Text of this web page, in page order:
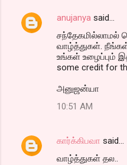
anujanya said…
சந்தேகமில்லாமல்
வாழ்த்துகள்.
உங்கள் உழைப்பும்
some credit for
அனுஜன்யா
10:51 AM
கார்க்கிபவா said…
வாழ்த்துகள் தல..